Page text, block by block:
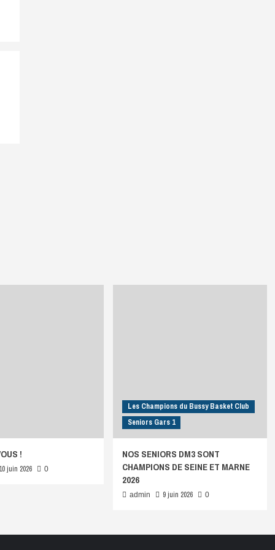
!
10 juin 2026 0
Les Champions du Bussy Basket Club
Seniors Gars 1
NOS SENIORS DM3 SONT
CHAMPIONS DE SEINE ET MARNE
2026
admin 9 juin 2026 0